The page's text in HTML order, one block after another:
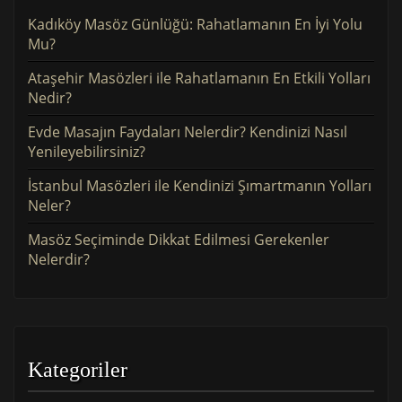
Kadıköy Masöz Günlüğü: Rahatlamanın En İyi Yolu
Mu?
Ataşehir Masözleri ile Rahatlamanın En Etkili Yolları
Nedir?
Evde Masajın Faydaları Nelerdir? Kendinizi Nasıl
Yenileyebilirsiniz?
İstanbul Masözleri ile Kendinizi Şımartmanın Yolları
Neler?
Masöz Seçiminde Dikkat Edilmesi Gerekenler
Nelerdir?
Kategoriler